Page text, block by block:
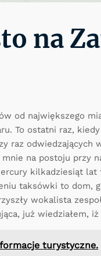
na
od największego
To ostatni raz,
raz odwiedzających
na postoju przy
kilkadziesiąt
taksówki to dom,
wokalista
już wiedziałem,
turystyczne.